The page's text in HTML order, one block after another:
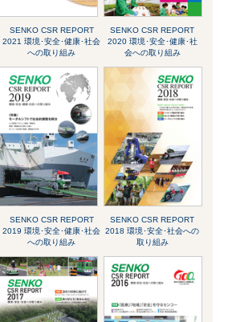
SENKO CSR REPORT
2021 環境･安全･健康･社会
への取り組み
SENKO CSR REPORT
2020 環境･安全･健康･社
会への取り組み
SENKO CSR REPORT
2019 環境･安全･健康･社会
への取り組み
SENKO CSR REPORT
2018 環境･安全･社会への
取り組み